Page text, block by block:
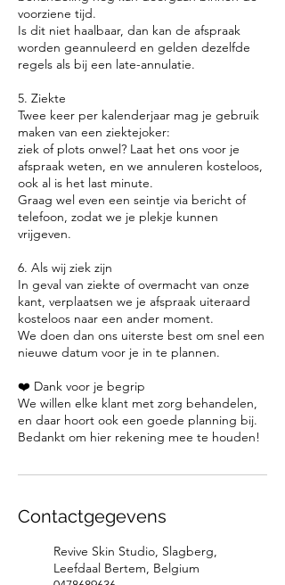
voorziene tijd.
Is dit niet haalbaar, dan kan de afspraak
worden geannuleerd en gelden dezelfde
regels als bij een late-annulatie.
5. Ziekte
Twee keer per kalenderjaar mag je gebruik
maken van een ziektejoker:
ziek of plots onwel? Laat het ons voor je
afspraak weten, en we annuleren kosteloos,
ook al is het last minute.
Graag wel even een seintje via bericht of
telefoon, zodat we je plekje kunnen
vrijgeven.
6. Als wij ziek zijn
In geval van ziekte of overmacht van onze
kant, verplaatsen we je afspraak uiteraard
kosteloos naar een ander moment.
We doen dan ons uiterste best om snel een
nieuwe datum voor je in te plannen.
❤️ Dank voor je begrip
We willen elke klant met zorg behandelen,
en daar hoort ook een goede planning bij.
Bedankt om hier rekening mee te houden!
Contactgegevens
Revive Skin Studio, Slagberg,
Leefdaal Bertem, Belgium